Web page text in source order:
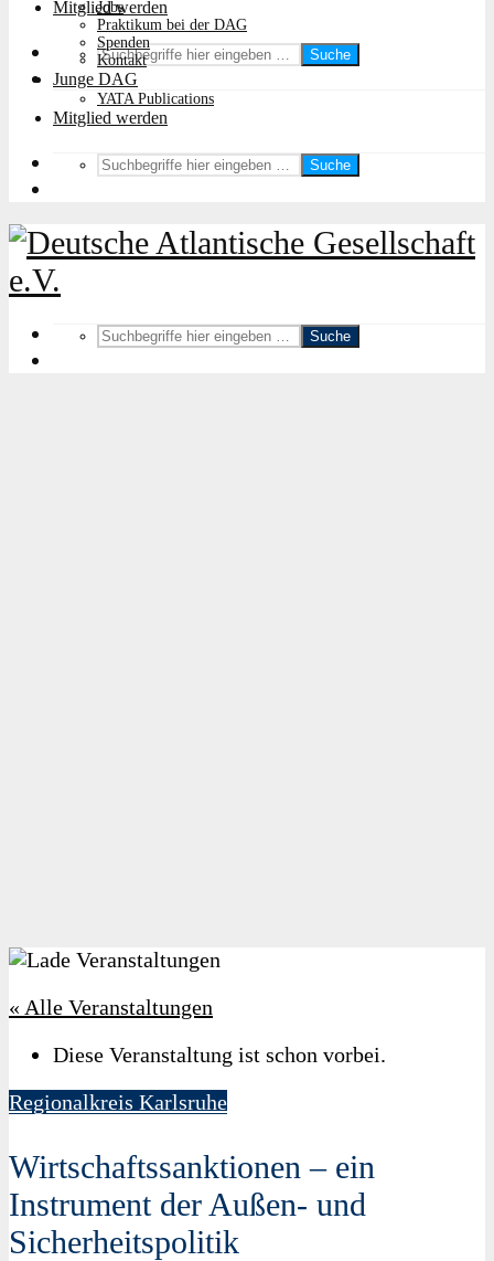
Mitglied werden
Suche
Jobs
Praktikum bei der DAG
Spenden
Kontakt
Junge DAG
YATA Publications
Mitglied werden
Suche
Suche
« Alle Veranstaltungen
Diese Veranstaltung ist schon vorbei.
Regionalkreis Karlsruhe
Wirtschaftssanktionen – ein
Instrument der Außen- und
Sicherheitspolitik